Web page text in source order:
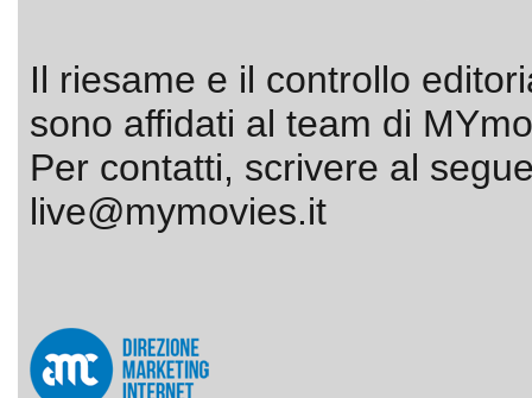
Il riesame e il controllo
sono affidati al team di
Per contatti, scrivere al
live@mymovies.it